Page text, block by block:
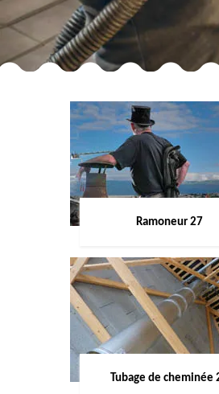
Ramoneur 27
Tubage de cheminée